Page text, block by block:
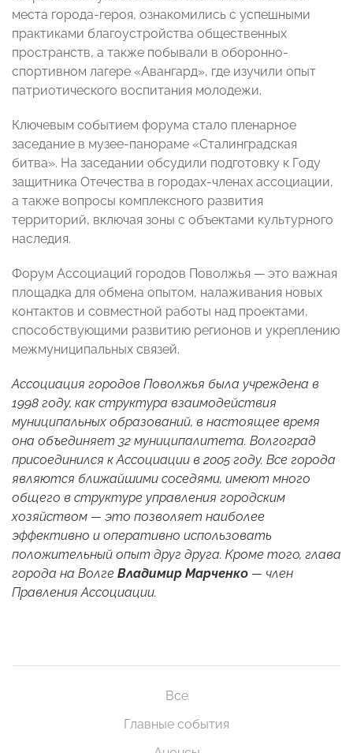
места города-героя, ознакомились с успешными
практиками благоустройства общественных
пространств, а также побывали в оборонно-
спортивном лагере «Авангард», где изучили опыт
патриотического воспитания молодежи.
Ключевым событием форума стало пленарное
заседание в музее-панораме «Сталинградская
битва». На заседании обсудили подготовку к Году
защитника Отечества в городах-членах ассоциации,
а также вопросы комплексного развития
территорий, включая зоны с объектами культурного
наследия.
Форум Ассоциаций городов Поволжья — это важная
площадка для обмена опытом, налаживания новых
контактов и совместной работы над проектами,
способствующими развитию регионов и укреплению
межмуниципальных связей.
Ассоциация городов Поволжья была учреждена в
1998 году, как структура взаимодействия
муниципальных образований, в настоящее время
она объединяет 32 муниципалитета. Волгоград
присоединился к Ассоциации в 2005 году. Все города
являются ближайшими соседями, имеют много
общего в структуре управления городским
хозяйством — это позволяет наиболее
эффективно и оперативно использовать
положительный опыт друг друга. Кроме того, глава
города на Волге Владимир Марченко — член
Правления Ассоциации.
Все
Главные события